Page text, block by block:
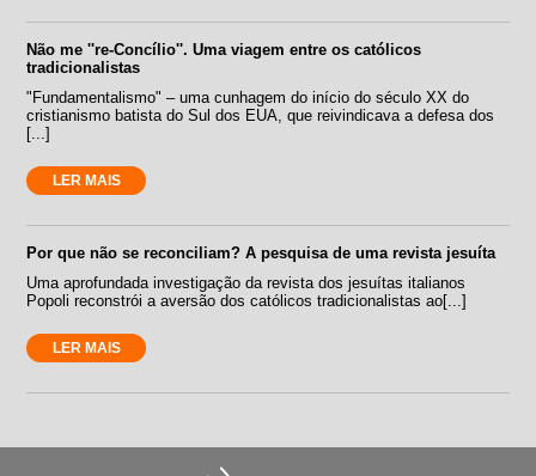
Não me ''re-Concílio''. Uma viagem entre os católicos
tradicionalistas
"Fundamentalismo" – uma cunhagem do início do século XX do
cristianismo batista do Sul dos EUA, que reivindicava a defesa dos
[...]
LER MAIS
Por que não se reconciliam? A pesquisa de uma revista jesuíta
Uma aprofundada investigação da revista dos jesuítas italianos
Popoli reconstrói a aversão dos católicos tradicionalistas ao[...]
LER MAIS